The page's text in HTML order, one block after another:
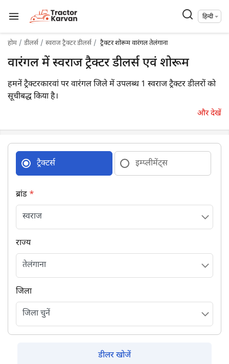
हिन्दी
होम डीलर्स स्वराज ट्रैक्टर डीलर्स ट्रैक्टर शोरूम वारंगल तेलंगाना
वारंगल में स्वराज ट्रैक्टर डीलर्स एवं शोरूम
हमनें ट्रैक्टरकारवां पर वारंगल जिले में उपलब्ध 1 स्वराज ट्रैक्टर डीलरों को
सूचीबद्ध किया है।
और देखें
ट्रैक्टर्स इम्प्लीमेंट्स
ब्रांड *
राज्य
जिला
डीलर खोजें